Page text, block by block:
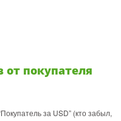
покупателя
за USD” (кто забыл,